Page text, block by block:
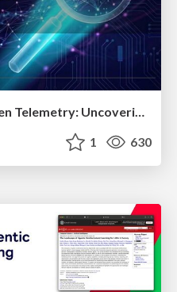
[BlackHatAsia2026] Hidden Telemetry: Uncovering TraceLogging ETW Providers You're Not Using (Yet)
1 630